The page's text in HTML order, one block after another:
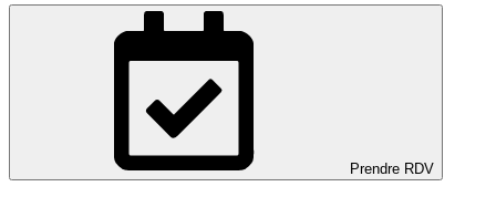
Prendre RDV